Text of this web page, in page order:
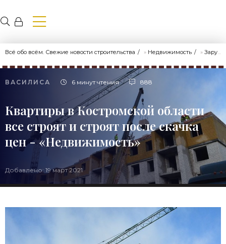
Всё обо всём. Свежие новости строительства » Недвижимость » Зарубежная недвижимость
ВАСИЛИСА 6 минут чтения 888
Квартиры в Костромской области
все строят и строят после скачка
цен - «Недвижимость»
Добавлено: 19 март 2021